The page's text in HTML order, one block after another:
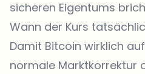
sicheren Eigentums
Wann der Kurs
Damit Bitcoin wirklich
normale Marktkorrektur